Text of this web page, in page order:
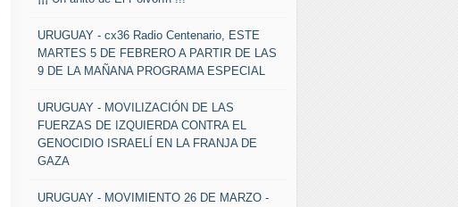
URUGUAY - cx36 Radio Centenario, ESTE
MARTES 5 DE FEBRERO A PARTIR DE LAS
9 DE LA MAÑANA PROGRAMA ESPECIAL
URUGUAY - MOVILIZACIÓN DE LAS
FUERZAS DE IZQUIERDA CONTRA EL
GENOCIDIO ISRAELÍ EN LA FRANJA DE
GAZA
URUGUAY - MOVIMIENTO 26 DE MARZO -